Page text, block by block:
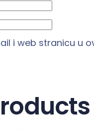
i web stranicu u